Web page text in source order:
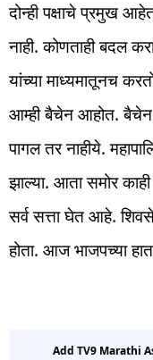
दोन्ही पक्षाचे प्रमुख
नाही. कोणताही बदल
यांच्या माध्यमातूनच
आम्ही बैचेन आहोत.
पागल तर नाहीये.
झाल्या. आता समोर
सर्व सत्ता घेत आहे.
होता. आज भाजपच्या
Add TV9 Marathi